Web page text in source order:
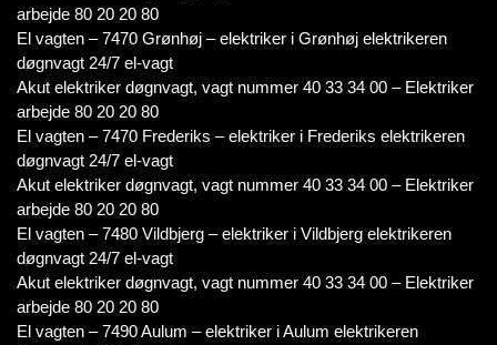
arbejde 80 20 20 80
El vagten – 7470 Grønhøj – elektriker i Grønhøj elektrikeren
døgnvagt 24/7 el-vagt
Akut elektriker døgnvagt, vagt nummer 40 33 34 00 – Elektriker
arbejde 80 20 20 80
El vagten – 7470 Frederiks – elektriker i Frederiks elektrikeren
døgnvagt 24/7 el-vagt
Akut elektriker døgnvagt, vagt nummer 40 33 34 00 – Elektriker
arbejde 80 20 20 80
El vagten – 7480 Vildbjerg – elektriker i Vildbjerg elektrikeren
døgnvagt 24/7 el-vagt
Akut elektriker døgnvagt, vagt nummer 40 33 34 00 – Elektriker
arbejde 80 20 20 80
El vagten – 7490 Aulum – elektriker i Aulum elektrikeren